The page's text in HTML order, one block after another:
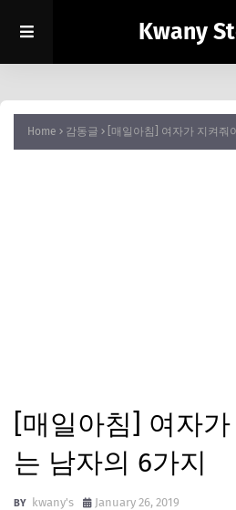
Kwany
Home 감동글 [매일아침] 여자가 지켜줘
[매일아침] 여자
는 남자의 6가지
kwany's January 26, 2019